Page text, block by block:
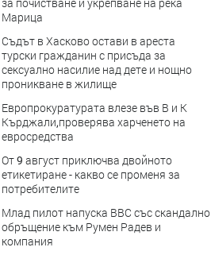
за почистване и укрепване на река
Марица
Съдът в Хасково остави в ареста
турски гражданин с присъда за
сексуално насилие над дете и нощно
проникване в жилище
Европрокуратурата влезе във В и К
Кърджали,проверява харченето на
евросредства
От 9 август приключва двойното
етикетиране - какво се променя за
потребителите
Млад пилот напуска ВВС със скандално
обръщение към Румен Радев и
компания